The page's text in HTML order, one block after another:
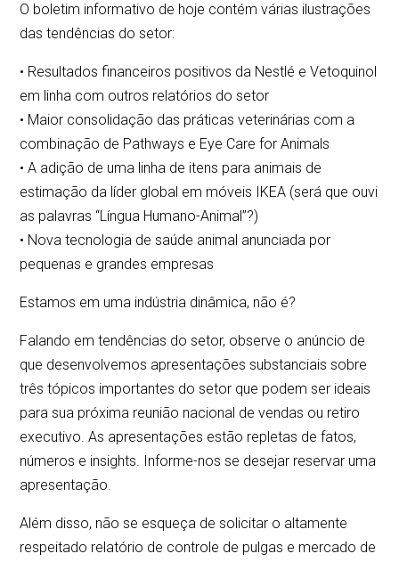
O boletim informativo de hoje contém várias ilustrações
das tendências do setor:
• Resultados financeiros positivos da Nestlé e Vetoquinol
em linha com outros relatórios do setor
• Maior consolidação das práticas veterinárias com a
combinação de Pathways e Eye Care for Animals
• A adição de uma linha de itens para animais de
estimação da líder global em móveis IKEA (será que ouvi
as palavras “Língua Humano-Animal”?)
• Nova tecnologia de saúde animal anunciada por
pequenas e grandes empresas
Estamos em uma indústria dinâmica, não é?
Falando em tendências do setor, observe o anúncio de
que desenvolvemos apresentações substanciais sobre
três tópicos importantes do setor que podem ser ideais
para sua próxima reunião nacional de vendas ou retiro
executivo. As apresentações estão repletas de fatos,
números e insights. Informe-nos se desejar reservar uma
apresentação.
Além disso, não se esqueça de solicitar o altamente
respeitado relatório de controle de pulgas e mercado de